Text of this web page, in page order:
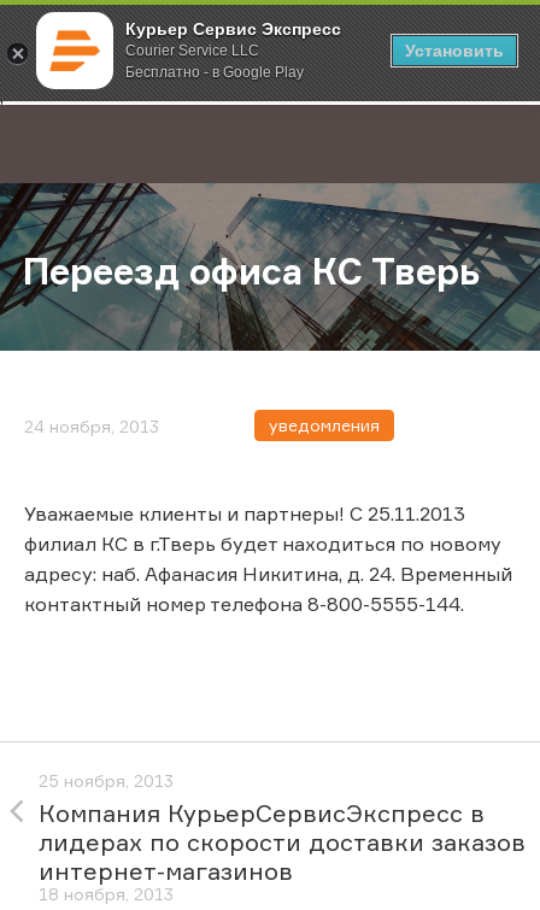
Курьер Сервис Экспресс
Courier Service LLC
Бесплатно - в Google Play
Установить
;
Главная О компании Новости Переезд офиса КС Тверь
Переезд офиса КС Тверь
24 ноября, 2013 уведомления
Уважаемые клиенты и партнеры! С 25.11.2013
филиал КС в г.Тверь будет находиться по новому
адресу: наб. Афанасия Никитина, д. 24. Временный
контактный номер телефона 8-800-5555-144.
25 ноября, 2013
Компания КурьерСервисЭкспресс в
лидерах по скорости доставки заказов
интернет-магазинов
18 ноября, 2013